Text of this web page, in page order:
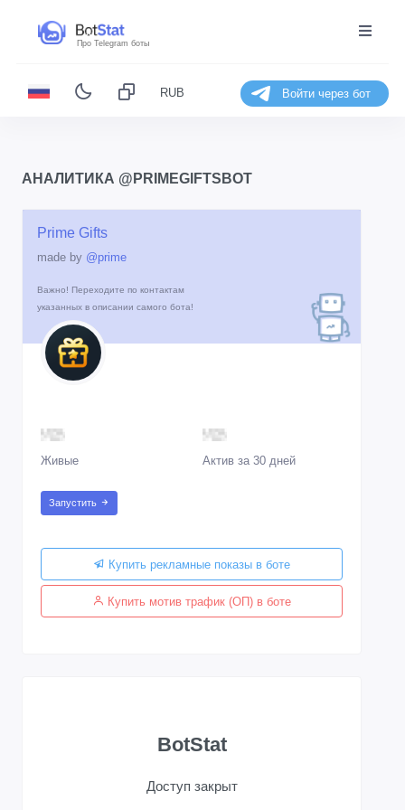
Про Telegram боты
RUB Войти через бот
АНАЛИТИКА @PRIMEGIFTSBOT
Prime Gifts
made by @prime
Важно! Переходите по контактам
указанных в описании самого бота!
Живые Актив за 30 дней
Запустить
Купить рекламные показы в боте
Купить мотив трафик (ОП) в боте
BotStat
Доступ закрыт